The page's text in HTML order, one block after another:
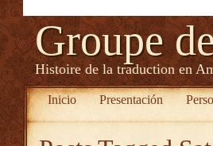
Groupe
Histoire de la traduction en
Inicio Presentación